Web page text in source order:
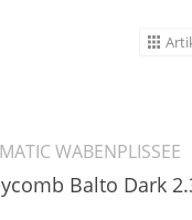
WABENPLISSEE
Balto Dark